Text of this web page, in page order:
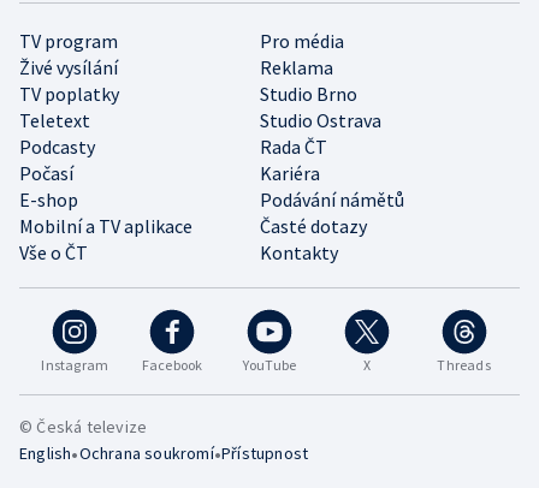
Instagram Facebook YouTube X Threads
TV program
Pro média
Živé vysílání
Reklama
TV poplatky
Studio Brno
Teletext
Studio Ostrava
Podcasty
Rada ČT
Počasí
Kariéra
E-shop
Podávání námětů
Mobilní a TV aplikace
Časté dotazy
Vše o ČT
Kontakty
© Česká televize
English•Ochrana soukromí•Přístupnost